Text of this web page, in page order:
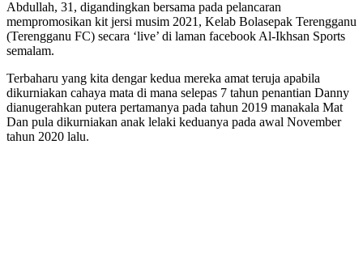
Abdullah, 31, digandingkan bersama pada pelancaran
mempromosikan kit jersi musim 2021, Kelab Bolasepak Terengganu
(Terengganu FC) secara ‘live’ di laman facebook Al-Ikhsan Sports
semalam.
Terbaharu yang kita dengar kedua mereka amat teruja apabila
dikurniakan cahaya mata di mana selepas 7 tahun penantian Danny
dianugerahkan putera pertamanya pada tahun 2019 manakala Mat
Dan pula dikurniakan anak lelaki keduanya pada awal November
tahun 2020 lalu.